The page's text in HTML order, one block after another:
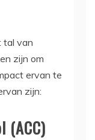
tal van
zijn om
ervan te
zijn:
(ACC)